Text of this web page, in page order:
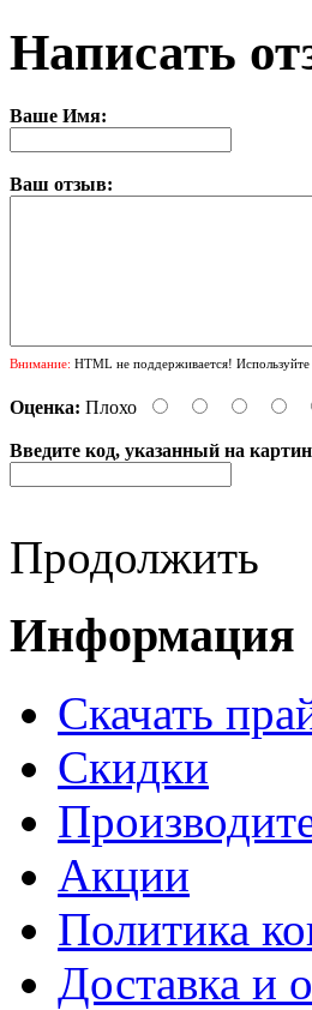
Написать
Ваше Имя:
Ваш отзыв:
Внимание: HTML не поддерживается! Используйте
Оценка: Плохо
Введите код, указанный на
Продолжить
Информация
Cкачать
Скидки
Акции
Политика
Доставка и